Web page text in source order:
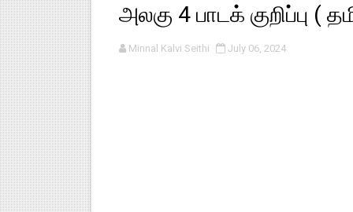
பள்ளி காலை வழிபாட்டுச்
குழந்தைகள் பாதுகாப்பு அலகில்
அலகு 4 பாடக் குறிப்பு (
Minnal Kalvi Seithi July 06, 2024